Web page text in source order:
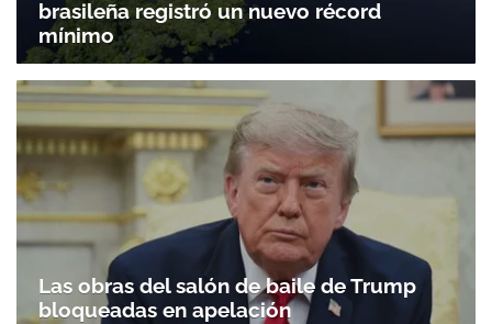
Gracias por suscribirte a nuestro boletín.
brasileña registró un nuevo récord
mínimo
Las obras del salón de baile de Trump
bloqueadas en apelación